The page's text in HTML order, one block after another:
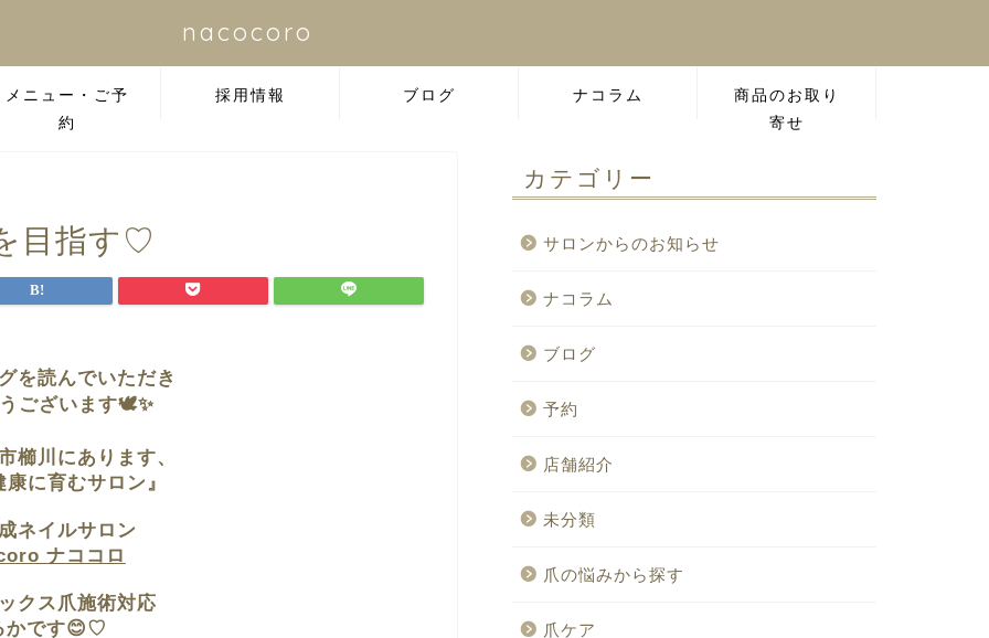
nacocoro
メニュー・ご予
約
採用情報 ブログ ナコラム
商品のお取り
寄せ
目指す♡
を読んでいただき
ございます🕊✨
櫛川にあります、
に育むサロン』
ネイルサロン
ナココロ
クス爪施術対応
かです😊♡
カテゴリー
サロンからのお知らせ
ナコラム
ブログ
予約
店舗紹介
未分類
爪の悩みから探す
爪ケア